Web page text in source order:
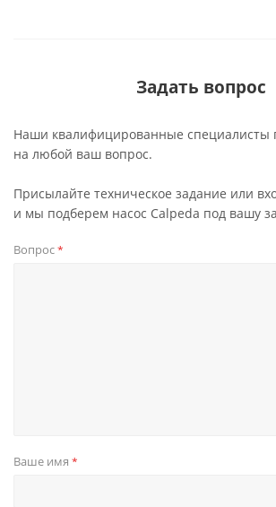
Задать вопрос
Наши квалифицированные специалисты
на любой ваш вопрос.
Присылайте техническое задание или
и мы подберем насос Calpeda под вашу
Вопрос*
Ваше имя *